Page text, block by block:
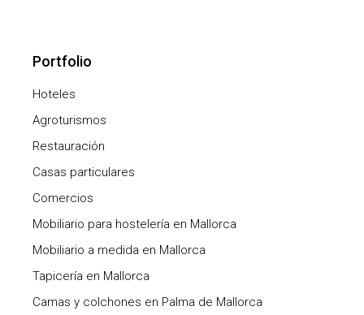
Portfolio
Hoteles
Agroturismos
Restauración
Casas particulares
Comercios
Mobiliario para hostelería en Mallorca
Mobiliario a medida en Mallorca
Tapicería en Mallorca
Camas y colchones en Palma de Mallorca